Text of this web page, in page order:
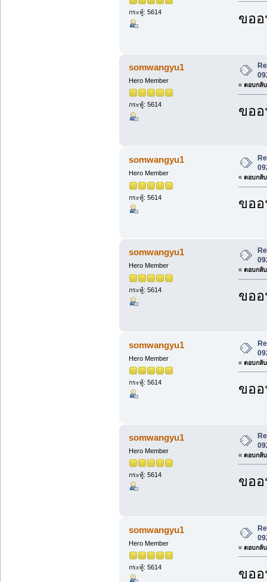
กระทู้: 5614 ขอ
somwangyu1
Hero Member
กระทู้: 5614
« ตอบกลั
ขอ
somwangyu1
Hero Member
กระทู้: 5614
« ตอบกลั
ขอ
somwangyu1
Hero Member
กระทู้: 5614
« ตอบกลั
ขอ
somwangyu1
Hero Member
กระทู้: 5614
« ตอบกลั
ขอ
somwangyu1
Hero Member
กระทู้: 5614
« ตอบกลั
ขอ
somwangyu1
Hero Member
กระทู้: 5614
« ตอบกลั
ขอ